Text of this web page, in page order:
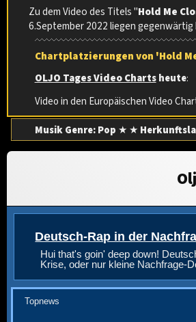
Zu dem Video des Titels "Hold Me
6.September 2022 liegen
Chartplatzierungen von 'Hold
OLJO Tages Video Charts heute:
Video in den Europäischen Video
Musik Genre: Pop ★ ★
Deutsch-Rap in der
Hui that's goin' deep down!
Krise, oder nur kleine Nachfrage-
Topnews